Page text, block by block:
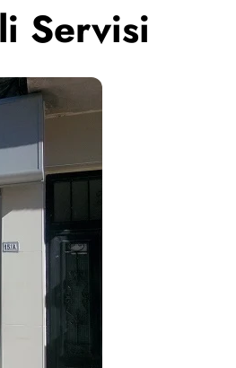
Servisi